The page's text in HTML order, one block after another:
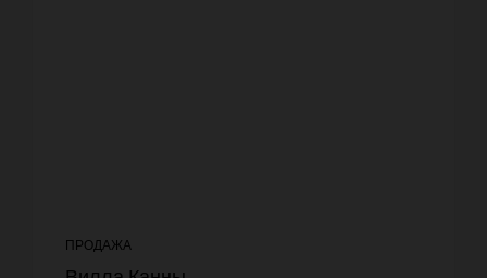
ПРОДАЖА